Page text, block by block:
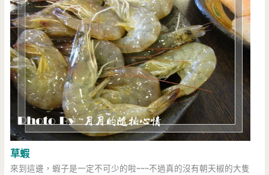
草蝦
來到這邊，蝦子是一定不可少的啦~~~不過真的沒有朝天椒的大隻